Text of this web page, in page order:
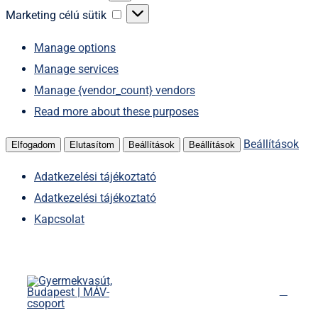
sütik
Marketing célú sütik
Marketing
Manage options
Manage services
Manage {vendor_count} vendors
Read more about these purposes
Elfogadom Elutasítom Beállítások Beállítások Beállítások
Adatkezelési tájékoztató
Adatkezelési tájékoztató
Kapcsolat